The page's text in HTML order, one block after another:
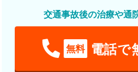
交通事故後の治療や通
無料 電話で